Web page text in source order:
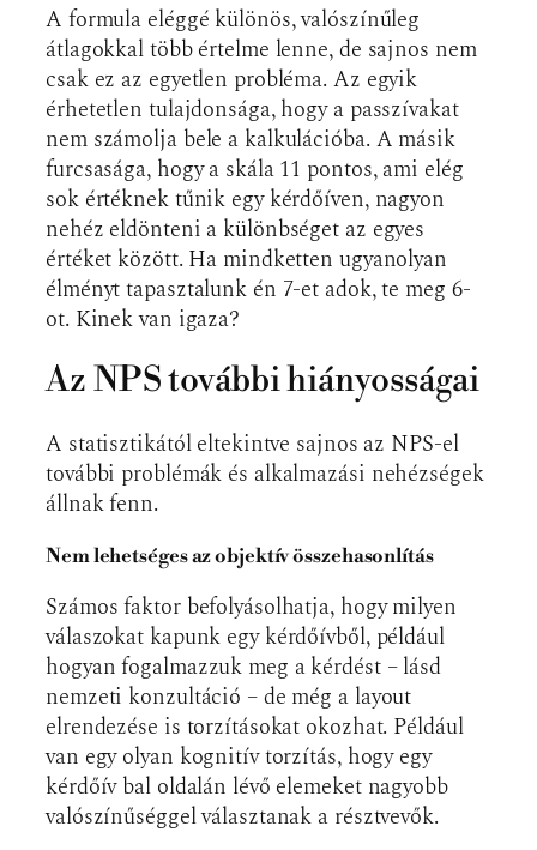
A formula eléggé különös, valószínűleg
átlagokkal több értelme lenne, de sajnos nem
csak ez az egyetlen probléma. Az egyik
érhetetlen tulajdonsága, hogy a passzívakat
nem számolja bele a kalkulációba. A másik
furcsasága, hogy a skála 11 pontos, ami elég
sok értéknek tűnik egy kérdőíven, nagyon
nehéz eldönteni a különbséget az egyes
értéket között. Ha mindketten ugyanolyan
élményt tapasztalunk én 7-et adok, te meg 6-
ot. Kinek van igaza?
Az NPS további hiányosságai
A statisztikától eltekintve sajnos az NPS-el
további problémák és alkalmazási nehézségek
állnak fenn.
Nem lehetséges az objektív összehasonlítás
Számos faktor befolyásolhatja, hogy milyen
válaszokat kapunk egy kérdőívből, például
hogyan fogalmazzuk meg a kérdést – lásd
nemzeti konzultáció – de még a layout
elrendezése is torzításokat okozhat. Például
van egy olyan kognitív torzítás, hogy egy
kérdőív bal oldalán lévő elemeket nagyobb
valószínűséggel választanak a résztvevők.